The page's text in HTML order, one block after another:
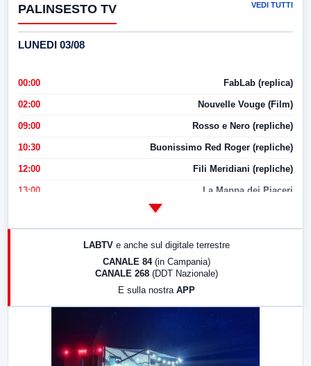
PALINSESTO TV VEDI TUTTI
LUNEDI 03/08
00:00 FabLab (replica)
02:00 Nouvelle Vouge (Film)
09:00 Rosso e Nero (repliche)
10:30 Buonissimo Red Roger (repliche)
12:00 Fili Meridiani (repliche)
13:00 La Mappa dei Piaceri
LABTV e anche sul digitale terrestre
CANALE 84 (in Campania)
CANALE 268 (DDT Nazionale)
E sulla nostra APP